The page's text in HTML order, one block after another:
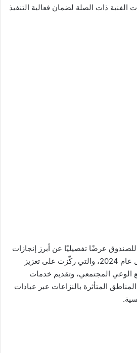
ذات الصلة لضمان فعالية التنفيذ
عرضًا تفصيليًا عن أبرز إنجازات
الصندوق في السودان خلال عام 2024، والتي ركّزت على تعزيز
الوعي المجتمعي، وتقديم خدمات
المتأثرة بالنزاعات عبر عيادات